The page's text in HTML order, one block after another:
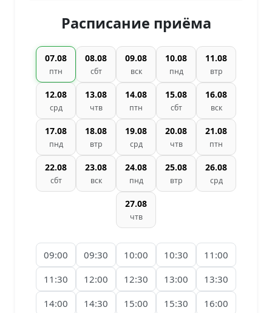
Расписание приёма
07.08
птн
08.08
сбт
09.08
вск
10.08
пнд
11.08
втр
12.08
срд
13.08
чтв
14.08
птн
15.08
сбт
16.08
вск
17.08
пнд
18.08
втр
19.08
срд
20.08
чтв
21.08
птн
22.08
сбт
23.08
вск
24.08
пнд
25.08
втр
26.08
срд
27.08
чтв
09:00 09:30 10:00 10:30
11:00
11:30
12:00 12:30 13:00
13:30
14:00
14:30 15:00 15:30
16:00